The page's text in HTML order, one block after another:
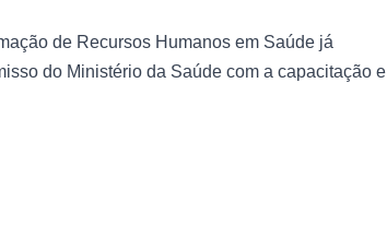
de Recursos Humanos em Saúde já
do Ministério da Saúde com a capacitação e